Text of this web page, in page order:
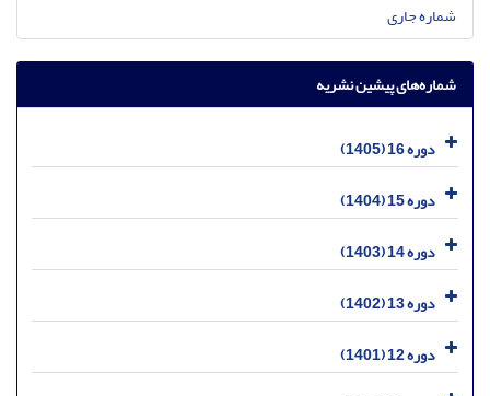
شماره جاری
شماره‌های پیشین نشریه
دوره 16 (1405)
دوره 15 (1404)
دوره 14 (1403)
دوره 13 (1402)
دوره 12 (1401)